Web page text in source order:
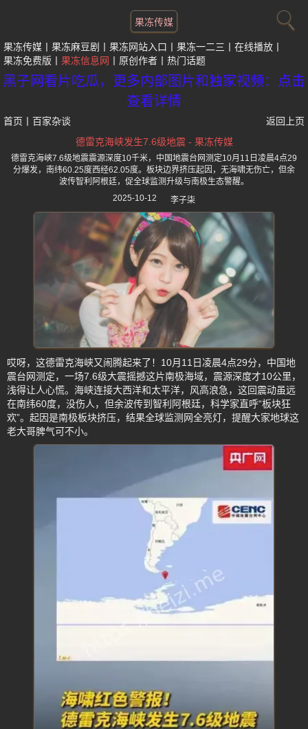
果冻传媒
果冻传媒 果冻麻豆剧 果冻网站入口 果冻一二三
在线播放
果冻免费版
果冻信息网 原创作者 热门话题
黑子网看片吃瓜，更多内部图片和独家视频：点击
查看详情
首页 百家杂谈
返回上页
德雷克海峡发生7.6级地震 - 果冻传媒
德雷克海峡7.6级地震震源深度10千米，中国地震台网测定10月11日凌晨4点29
分爆发，南纬60.25度西经62.05度。板块边界挤压起因，无海啸无伤亡，但余
波传智利阿根廷，促全球监测升级与南极生态警醒。
2025-10-12
李子柒
哎呀，这德雷克海峡又闹腾起来了！10月11日凌晨4点29分，中国地
震台网测定，一场7.6级大震摇撼这片南极海域，震源深度才10公里，
浅得让人心慌。海峡连接大西洋和太平洋，风高浪急，这回震动虽远
在南纬60度，没伤人，但余波传到智利阿根廷，科学家直呼“板块狂
欢”。起因是南极板块挤压，结果全球监测网全亮灯，提醒大家地球这
老大哥脾气可不小。